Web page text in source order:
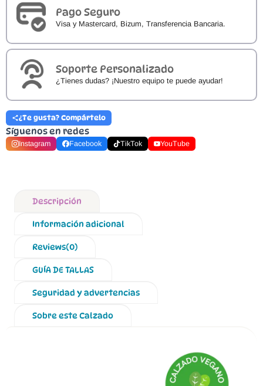
Pago Seguro
Visa y Mastercard, Bizum, Transferencia Bancaria.
Soporte Personalizado
¿Tienes dudas? ¡Nuestro equipo te puede ayudar!
¿Te gusta? Compártelo
Síguenos en redes
Instagram Facebook TikTok YouTube
Descripción
Información adicional
Reviews(0)
GUÍA DE TALLAS
Seguridad y advertencias
Sobre este Calzado